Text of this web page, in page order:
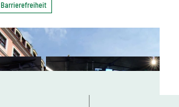
Barrierefreiheit